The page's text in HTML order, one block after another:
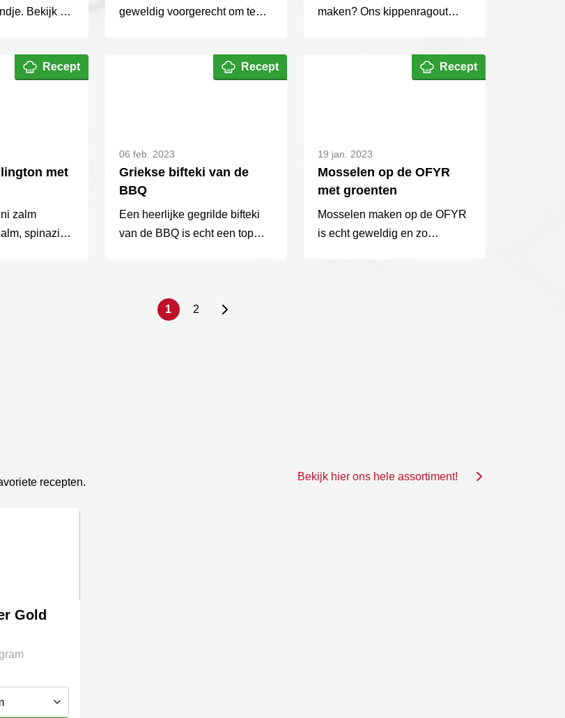
Bekijk de
geweldig voorgerecht om te
makkelijk om te maken!
maken? Ons kippenragout
Recept
met
zalm
spinazie
Recept
06 feb. 2023
Griekse bifteki van de
BBQ
Een heerlijke gegrilde bifteki
van de BBQ is echt een top
Recept
19 jan. 2023
Mosselen op de OFYR
met groenten
Mosselen maken op de OFYR
is echt geweldig en zo
1 2
recepten. Bekijk hier ons hele assortiment!
Gold